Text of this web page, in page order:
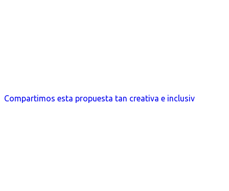
Compartimos esta propuesta tan creativa e inclusiv